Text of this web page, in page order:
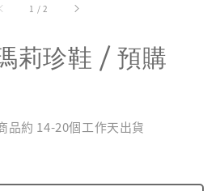
1 /2
莉珍鞋 / 預購
品約 14-20個工作天出貨